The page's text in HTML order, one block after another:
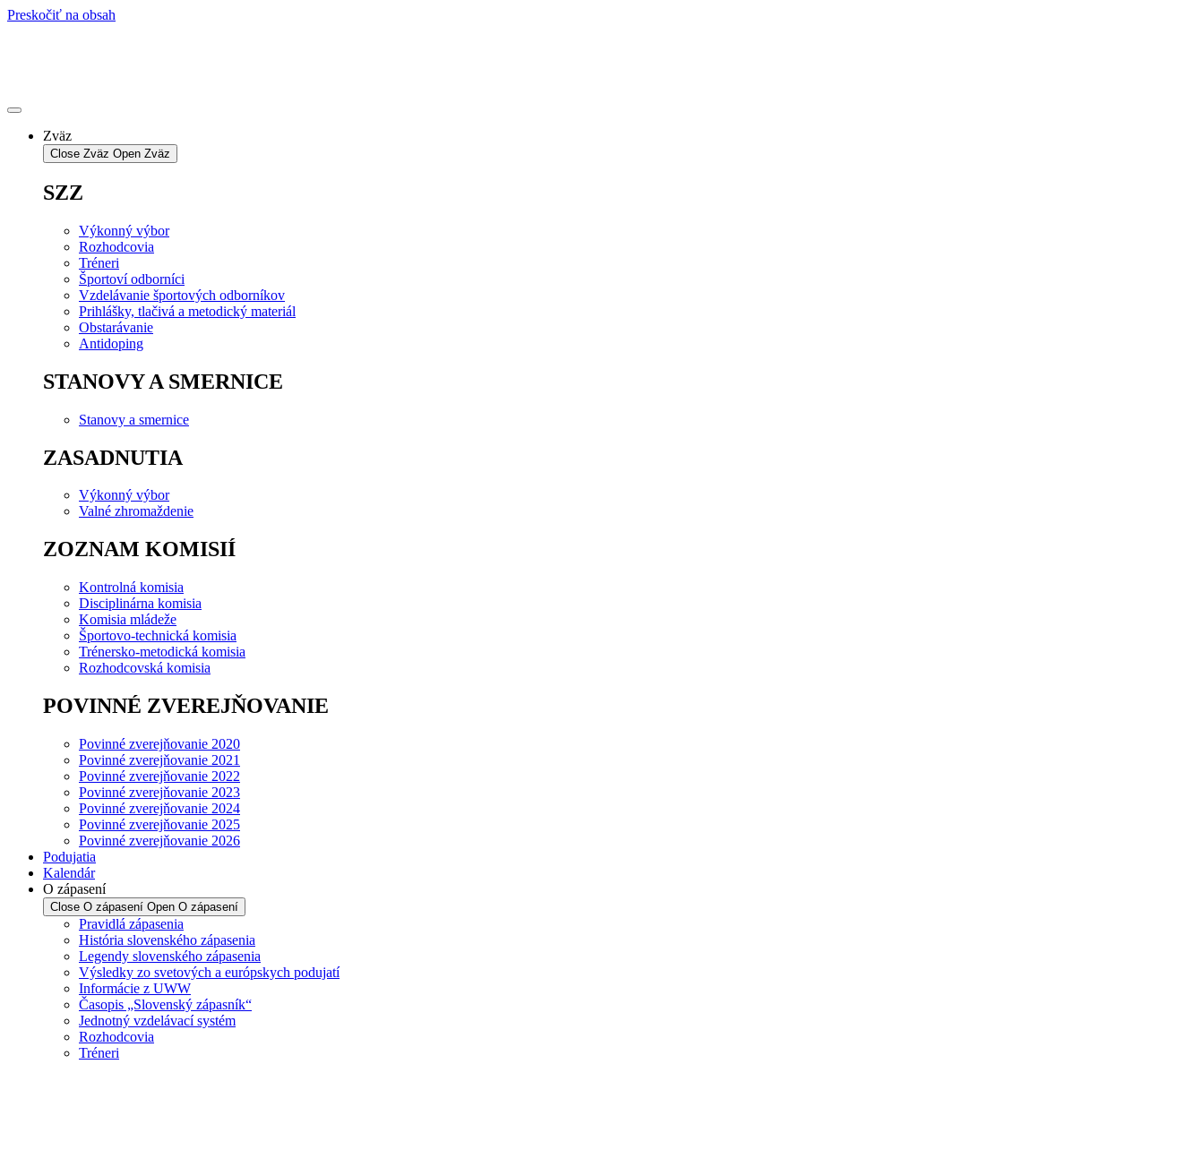
Preskočiť na obsah
Zväz
Close Zväz Open Zväz
SZZ
Výkonný výbor
Rozhodcovia
Tréneri
Športoví odborníci
Vzdelávanie športových odborníkov
Prihlášky, tlačivá a metodický materiál
Obstarávanie
Antidoping
STANOVY A SMERNICE
Stanovy a smernice
ZASADNUTIA
Výkonný výbor
Valné zhromaždenie
ZOZNAM KOMISIÍ
Kontrolná komisia
Disciplinárna komisia
Komisia mládeže
Športovo-technická komisia
Trénersko-metodická komisia
Rozhodcovská komisia
POVINNÉ ZVEREJŇOVANIE
Povinné zverejňovanie 2020
Povinné zverejňovanie 2021
Povinné zverejňovanie 2022
Povinné zverejňovanie 2023
Povinné zverejňovanie 2024
Povinné zverejňovanie 2025
Povinné zverejňovanie 2026
Podujatia
Kalendár
O zápasení
Close O zápasení Open O zápasení
Pravidlá zápasenia
História slovenského zápasenia
Legendy slovenského zápasenia
Výsledky zo svetových a európskych podujatí
Informácie z UWW
Časopis „Slovenský zápasník“
Jednotný vzdelávací systém
Rozhodcovia
Tréneri